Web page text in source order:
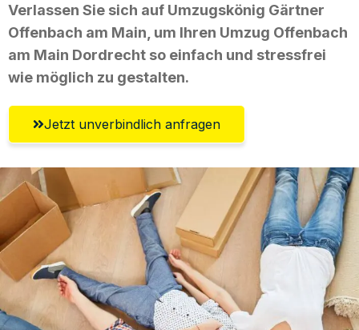
Verlassen Sie sich auf Umzugskönig Gärtner
Offenbach am Main, um Ihren Umzug Offenbach
am Main Dordrecht so einfach und stressfrei
wie möglich zu gestalten.
Jetzt unverbindlich anfragen